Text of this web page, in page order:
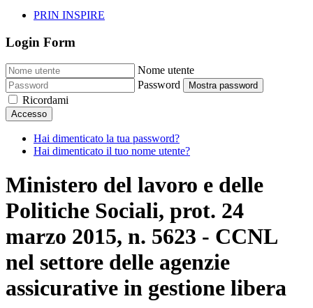
PRIN INSPIRE
Login Form
Nome utente
Password
Mostra password
Ricordami
Accesso
Hai dimenticato la tua password?
Hai dimenticato il tuo nome utente?
Ministero del lavoro e delle
Politiche Sociali, prot. 24
marzo 2015, n. 5623 - CCNL
nel settore delle agenzie
assicurative in gestione libera